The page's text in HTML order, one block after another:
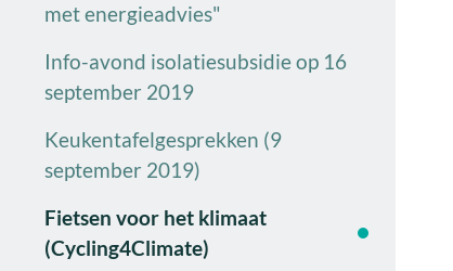
met energieadvies"
Info-avond isolatiesubsidie op 16
september 2019
Keukentafelgesprekken (9
september 2019)
Fietsen voor het klimaat
(Cycling4Climate)